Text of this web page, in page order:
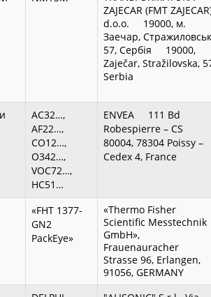
ZAJECAR (FMT
d.o.o. 19000, м.
Заечар,
57, Сербія 19000,
Zaječar, Stražilovska,
Serbia
AC32…,
AF22…,
CO12…,
O342…,
VOC72…,
HC51…
ENVEA 111 Bd
Robespierre – CS
80004, 78304 Poissy –
Cedex 4, France
«FHT 1377-
GN2
PackEye»
«Thermo Fisher
Scientific Messtechnik
GmbH»,
Frauenauracher
Strasse 96, Erlangen,
91056, GERMANY